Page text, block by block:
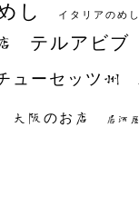
し イタリアのめし
テルアビブ
ューセッツ州
大阪のお店 居酒屋